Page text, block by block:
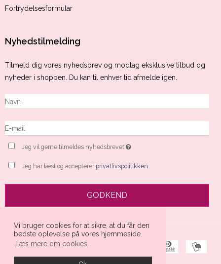
Vi bruger cookies for at sikre, at du får den
bedste oplevelse på vores hjemmeside.
Læs mere om cookies
Fortrydelsesformular
Nyhedstilmelding
Tilmeld dig vores nyhedsbrev og modtag eksklusive tilbud og
nyheder i shoppen. Du kan til enhver tid afmelde igen.
Jeg vil gerne tilmeldes nyhedsbrevet
Jeg har læst og accepterer privatlivspolitikken
GODKEND